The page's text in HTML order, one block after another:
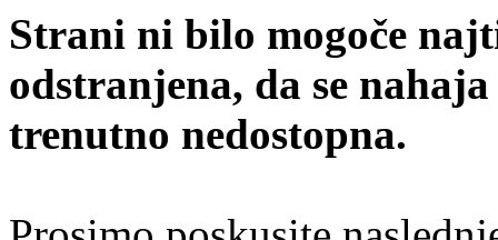
Strani ni bilo mogoče
odstranjena, da se
trenutno nedostopna.